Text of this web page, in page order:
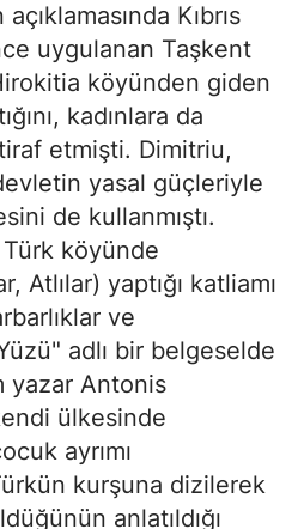
Kıbrıs
uygulanan Taşkent
köyünden giden
kadınlara da
etmişti. Dimitriu,
yasal güçleriyle
de kullanmıştı.
Türk köyünde
Atlılar) yaptığı katliamı
ve
adlı bir belgeselde
yazar Antonis
ülkesinde
ayrımı
kurşuna dizilerek
anlatıldığı